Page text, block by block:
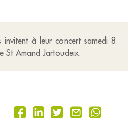
invitent à leur concert samedi 8
St Amand Jartoudeix.